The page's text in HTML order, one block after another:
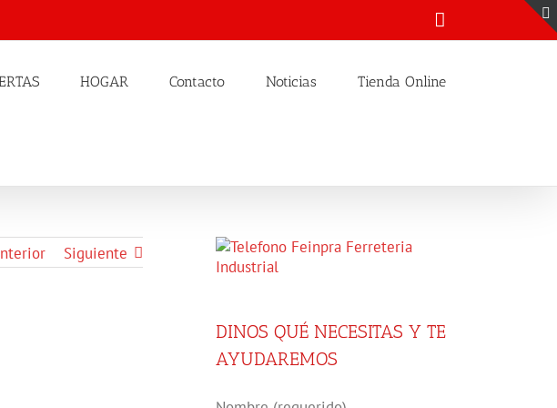
HOGAR Contacto Noticias Tienda Online
Siguiente
DINOS QUÉ NECESITAS Y TE
AYUDAREMOS